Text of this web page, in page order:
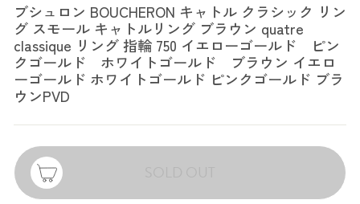
ブシュロン BOUCHERON キャトル クラシック リン
グ スモール キャトルリング ブラウン quatre
classique リング 指輪 750 イエローゴールド ピン
クゴールド ホワイトゴールド ブラウン イエロ
ーゴールド ホワイトゴールド ピンクゴールド ブラ
ウンPVD